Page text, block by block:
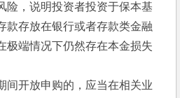
险，说明投资者投资于保本基
款存放在银行或者存款类金融
极端情况下仍然存在本金损失
放申购的，应当在相关业